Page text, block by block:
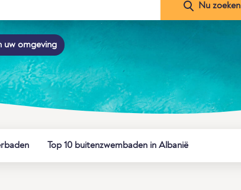
Nu zoeken
uw omgeving
Top 10 buitenzwembaden in Albanië